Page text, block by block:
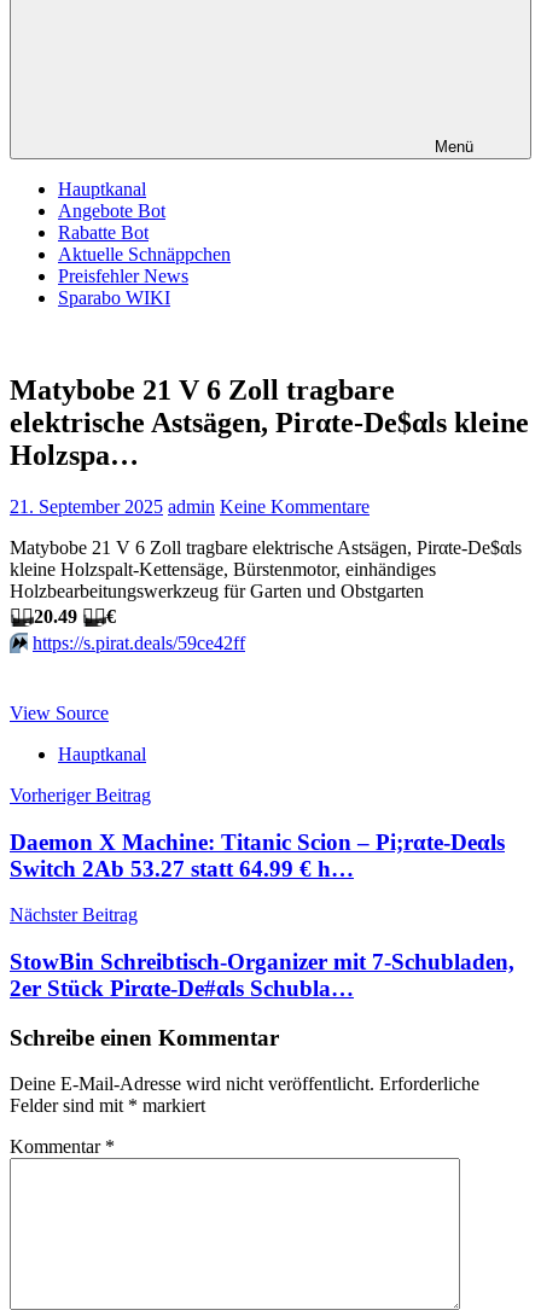
Menü
Hauptkanal
Angebote Bot
Rabatte Bot
Aktuelle Schnäppchen
Preisfehler News
Sparabo WIKI
Matybobe 21 V 6 Zoll tragbare
elektrische Astsägen, Pirαtе-Dе$αls kleine
Holzspa…
21. September 2025 admin Keine Kommentare
Matybobe 21 V 6 Zoll tragbare elektrische Astsägen, Pirαtе-Dе$αls
kleine Holzspalt-Kettensäge, Bürstenmotor, einhändiges
Holzbearbeitungswerkzeug für Garten und Obstgarten
🏴‍☠️20.49 🏴‍☠️€
⏩️ https://s.pirat.deals/59ce42ff
View Source
Hauptkanal
Beitragsnavigation
Vorheriger Beitrag
Daemon X Machine: Titanic Scion – Pi;rαtе-Dеαls
Switch 2Аb 53.27 statt 64.99 € h…
Nächster Beitrag
StowBin Schreibtisch-Organizer mit 7-Schubladen,
2er Stück Pirαtе-Dе#αls Schubla…
Schreibe einen Kommentar
Deine E-Mail-Adresse wird nicht veröffentlicht. Erforderliche
Felder sind mit * markiert
Kommentar *